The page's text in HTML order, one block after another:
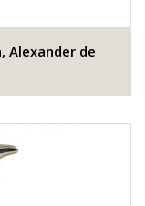
Alexander de